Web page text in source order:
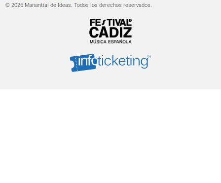
© 2026 Manantial de Ideas. Todos los derechos reservados.